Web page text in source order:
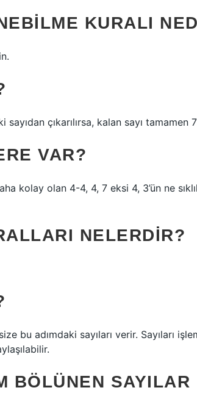
KURALI
çıkarılırsa, kalan sayı tamamen
VAR?
kolay olan 4-4, 4, 7 eksi 4, 3’ün ne
NELERDIR?
bu adımdaki sayıları verir. Sayıları
BÖLÜNEN SAYILAR